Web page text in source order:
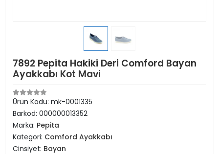
7892 Pepita Hakiki Deri Comford Bayan
Ayakkabı Kot Mavi
Ürün Kodu: mk-0001335
Barkod: 000000013352
Marka: Pepita
Kategori: Comford Ayakkabı
Cinsiyet: Bayan